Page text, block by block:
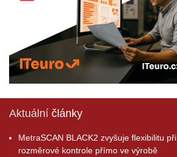
Aktuální články
MetraSCAN BLACK2 zvyšuje flexibilitu při
rozměrové kontrole přímo ve výrobě